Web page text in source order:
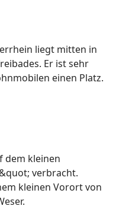
liegt mitten in
Er ist sehr
einen Platz.
dem kleinen
verbracht.
kleinen Vorort von